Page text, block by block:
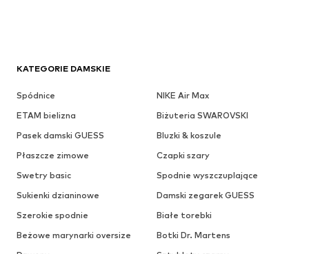
KATEGORIE DAMSKIE
Spódnice
NIKE Air Max
ETAM bielizna
Biżuteria SWAROVSKI
Pasek damski GUESS
Bluzki & koszule
Płaszcze zimowe
Czapki szary
Swetry basic
Spodnie wyszczuplające
Sukienki dzianinowe
Damski zegarek GUESS
Szerokie spodnie
Białe torebki
Beżowe marynarki oversize
Botki Dr. Martens